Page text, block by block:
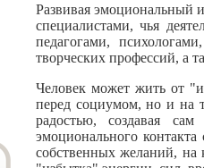
Развивая эмоциональный
специалистами, чья
педагогами,
творческих профессий, а
Человек может жить от
перед социумом, но и на
радостью, создавая
эмоционального
собственных желаний, на